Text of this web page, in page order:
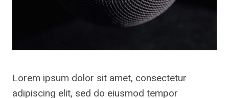
Lorem ipsum dolor sit amet, consectetur
adipiscing elit, sed do eiusmod tempor